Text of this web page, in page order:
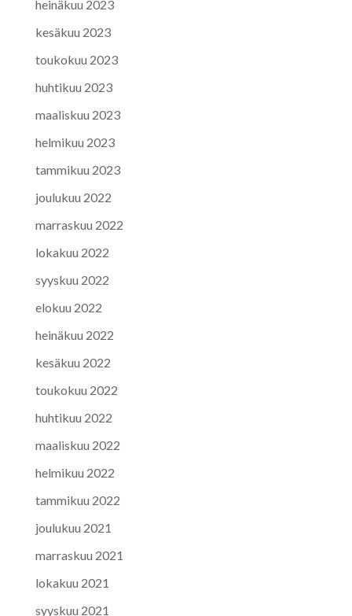
heinäkuu 2023
kesäkuu 2023
toukokuu 2023
huhtikuu 2023
maaliskuu 2023
helmikuu 2023
tammikuu 2023
joulukuu 2022
marraskuu 2022
lokakuu 2022
syyskuu 2022
elokuu 2022
heinäkuu 2022
kesäkuu 2022
toukokuu 2022
huhtikuu 2022
maaliskuu 2022
helmikuu 2022
tammikuu 2022
joulukuu 2021
marraskuu 2021
lokakuu 2021
syyskuu 2021